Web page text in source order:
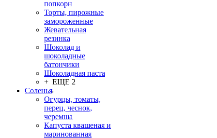
попкорн
Торты, пирожные
замороженные
Жевательная
резинка
Шоколад и
шоколадные
батончики
Шоколадная паста
+ ЕЩЕ 2
Соленья
Огурцы, томаты,
перец, чеснок,
черемша
Капуста квашеная и
маринованная